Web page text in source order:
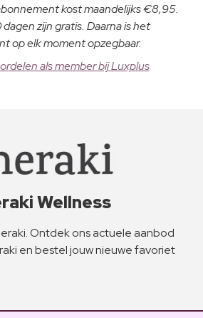
kost maandelijks €8,95.
zijn gratis. Daarna is het
op elk moment opzegbaar.
als member bij Luxplus
Wellness
Ontdek ons actuele aanbod
en bestel jouw nieuwe favoriet